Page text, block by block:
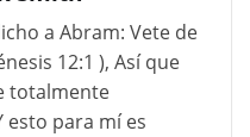
a Abram: Vete de
12:1 ), Así que
totalmente
esto para mí es